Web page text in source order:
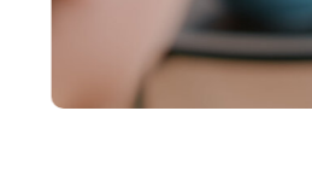
, die stets mit einer
, bei der die
kann oder entfernt wird, hängt
er hat – aber auch von den